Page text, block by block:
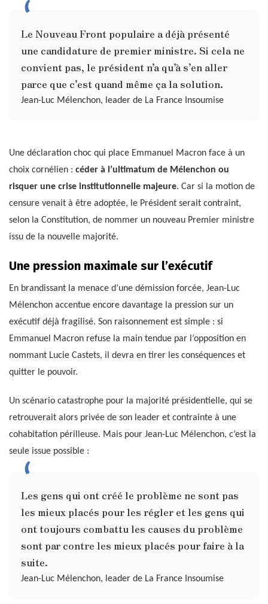
Le Nouveau Front populaire a déjà présenté
une candidature de premier ministre. Si cela ne
convient pas, le président n’a qu’à s’en aller
parce que c’est quand même ça la solution.
Jean-Luc Mélenchon, leader de La France Insoumise
Une déclaration choc qui place Emmanuel Macron face à un
choix cornélien : céder à l’ultimatum de Mélenchon ou
risquer une crise institutionnelle majeure. Car si la motion de
censure venait à être adoptée, le Président serait contraint,
selon la Constitution, de nommer un nouveau Premier ministre
issu de la nouvelle majorité.
Une pression maximale sur l’exécutif
En brandissant la menace d’une démission forcée, Jean-Luc
Mélenchon accentue encore davantage la pression sur un
exécutif déjà fragilisé. Son raisonnement est simple : si
Emmanuel Macron refuse la main tendue par l’opposition en
nommant Lucie Castets, il devra en tirer les conséquences et
quitter le pouvoir.
Un scénario catastrophe pour la majorité présidentielle, qui se
retrouverait alors privée de son leader et contrainte à une
cohabitation périlleuse. Mais pour Jean-Luc Mélenchon, c’est la
seule issue possible :
Les gens qui ont créé le problème ne sont pas
les mieux placés pour les régler et les gens qui
ont toujours combattu les causes du problème
sont par contre les mieux placés pour faire à la
suite.
Jean-Luc Mélenchon, leader de La France Insoumise